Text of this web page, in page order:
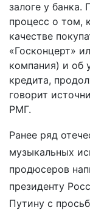
залоге у банка.
процесс о том,
качестве
«Госконцерт»
компания) и об
кредита,
говорит
РМГ.
Ранее ряд
музыкальных
продюсеров
президенту
Путину с